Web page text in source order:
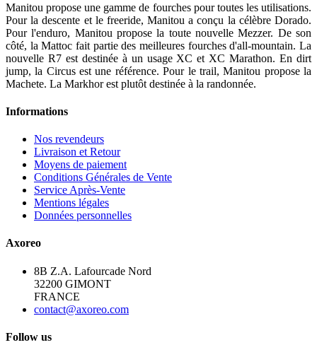
Manitou propose une gamme de fourches pour toutes les utilisations.
Pour la descente et le freeride, Manitou a conçu la célèbre Dorado.
Pour l'enduro, Manitou propose la toute nouvelle Mezzer. De son
côté, la Mattoc fait partie des meilleures fourches d'all-mountain. La
nouvelle R7 est destinée à un usage XC et XC Marathon. En dirt
jump, la Circus est une référence. Pour le trail, Manitou propose la
Machete. La Markhor est plutôt destinée à la randonnée.
Informations
Nos revendeurs
Livraison et Retour
Moyens de paiement
Conditions Générales de Vente
Service Après-Vente
Mentions légales
Données personnelles
Axoreo
8B Z.A. Lafourcade Nord
32200 GIMONT
FRANCE
contact@axoreo.com
Follow us